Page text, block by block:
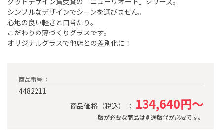
シンプルなデザインでシーンを選びません。
心地の良い軽さと口当たり。
こだわりの薄づくりグラスです。
オリジナルグラスで他店との差別化に！
商品番号 ：
4482211
商品価格（税込） ： 134,640円～
版が必要な商品は別途版代が必要です。